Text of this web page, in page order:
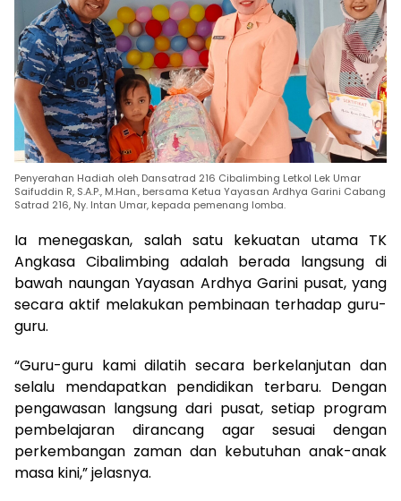
Penyerahan Hadiah oleh Dansatrad 216 Cibalimbing Letkol Lek Umar
Saifuddin R, S.A.P., M.Han., bersama Ketua Yayasan Ardhya Garini Cabang
Satrad 216, Ny. Intan Umar, kepada pemenang lomba.
Ia menegaskan, salah satu kekuatan utama TK
Angkasa Cibalimbing adalah berada langsung di
bawah naungan Yayasan Ardhya Garini pusat, yang
secara aktif melakukan pembinaan terhadap guru-
guru.
“Guru-guru kami dilatih secara berkelanjutan dan
selalu mendapatkan pendidikan terbaru. Dengan
pengawasan langsung dari pusat, setiap program
pembelajaran dirancang agar sesuai dengan
perkembangan zaman dan kebutuhan anak-anak
masa kini,” jelasnya.